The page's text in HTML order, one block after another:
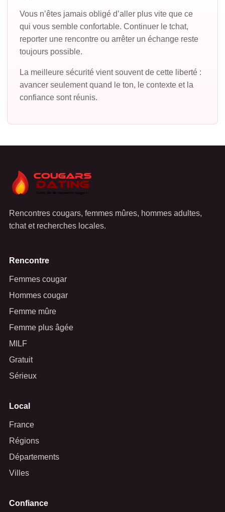
Vous n’êtes jamais obligé d’aller plus vite que ce
qui vous semble confortable. Continuer le tchat,
reporter une rencontre ou arrêter un échange reste
toujours possible.
La meilleure sécurité vient souvent de cette liberté :
avancer seulement quand le ton, le contexte et la
confiance sont réunis.
Rencontres cougars, femmes mûres, hommes adultes,
tchat et recherches locales.
Rencontre
Femmes cougar
Hommes cougar
Femme mûre
Femme plus âgée
MILF
Gratuit
Sérieux
Local
France
Régions
Départements
Villes
Confiance